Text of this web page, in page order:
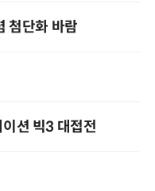
첨단화 바람
션 빅3 대접전